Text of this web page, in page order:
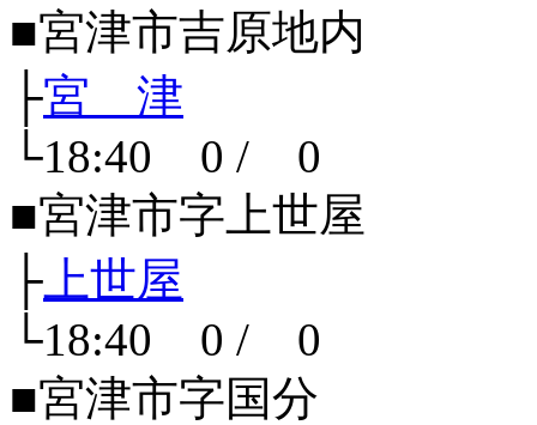
■宮津市吉原地内
├宮 津
└18:40 0 / 0
■宮津市字上世屋
├ 上世屋
└18:40 0 / 0
■宮津市字国分